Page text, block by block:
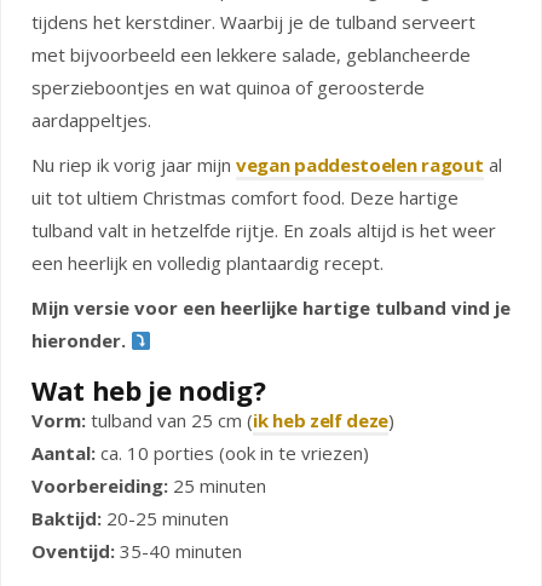
tijdens het kerstdiner. Waarbij je de tulband serveert
met bijvoorbeeld een lekkere salade, geblancheerde
sperzieboontjes en wat quinoa of geroosterde
aardappeltjes.
Nu riep ik vorig jaar mijn vegan paddestoelen ragout al
uit tot ultiem Christmas comfort food. Deze hartige
tulband valt in hetzelfde rijtje. En zoals altijd is het weer
een heerlijk en volledig plantaardig recept.
Mijn versie voor een heerlijke hartige tulband vind je
hieronder.
Wat heb je nodig?
Vorm: tulband van 25 cm (ik heb zelf deze)
Aantal: ca. 10 porties (ook in te vriezen)
Voorbereiding: 25 minuten
Baktijd: 20-25 minuten
Oventijd: 35-40 minuten